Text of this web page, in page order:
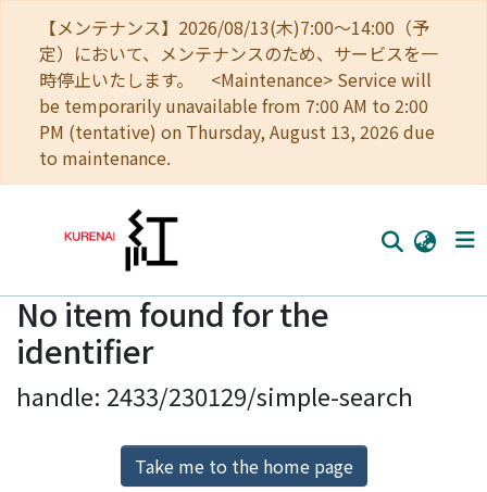
【メンテナンス】2026/08/13(木)7:00～14:00（予
定）において、メンテナンスのため、サービスを一
時停止いたします。 <Maintenance> Service will
be temporarily unavailable from 7:00 AM to 2:00
PM (tentative) on Thursday, August 13, 2026 due
to maintenance.
Home
Communities
Browse
Download Ranking
No item found for the
identifier
handle: 2433/230129/simple-search
Take me to the home page